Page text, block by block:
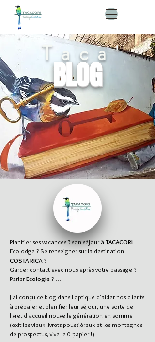
Taca'
BLOG
Planifier ses vacances ? son séjour à TACACORI
Ecolodge ? Se renseigner sur la destination
COSTA RICA?
Garder contact avec nous après votre passage ?
ParlerEcologie ? ...
J'ai conçu ce blog dans l'optique d'aider nos clients
à préparer et planifier leur séjour, une sorte de
livret d'accueil nouvelle génération en somme
(exit les vieux livrets poussiéreux et les montagnes
de prospectus, vive le 0 papier !)